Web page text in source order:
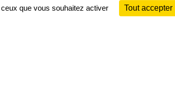
que vous souhaitez activer Tout accepter